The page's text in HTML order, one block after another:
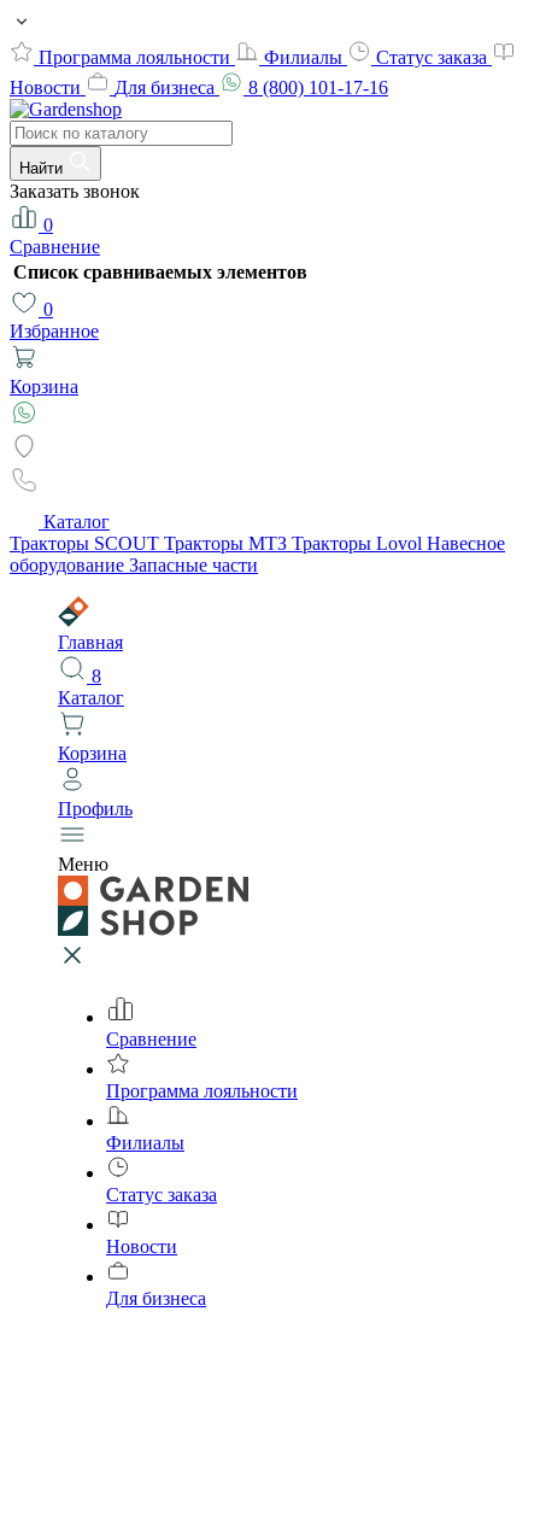
Программа лояльности Филиалы
Статус заказа
Новости
Для бизнеса 8 (800) 101-17-16
Найти
Заказать звонок
0
Сравнение
Список сравниваемых элементов
0
Избранное
Корзина
Каталог
Тракторы SCOUT Тракторы МТЗ Тракторы Lovol Навесное
оборудование Запасные части
Главная
8
Каталог
Корзина
Профиль
Меню
Сравнение
Программа лояльности
Филиалы
Статус заказа
Новости
Для бизнеса